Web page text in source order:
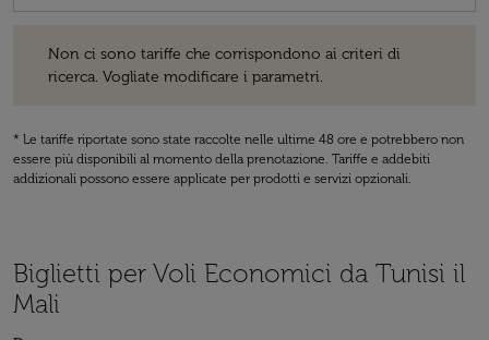
Non ci sono tariffe che corrispondono ai criteri di
ricerca. Vogliate modificare i parametri.
* Le tariffe riportate sono state raccolte nelle ultime 48 ore e potrebbero non
essere più disponibili al momento della prenotazione. Tariffe e addebiti
addizionali possono essere applicate per prodotti e servizi opzionali.
Biglietti per Voli Economici da Tunisi il
Mali